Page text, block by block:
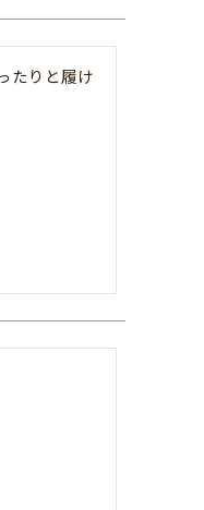
たりと履け